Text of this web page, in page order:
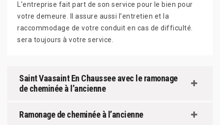
L’entreprise fait part de son service pour le bien pour
votre demeure. Il assure aussi l’entretien et la
raccommodage de votre conduit en cas de difficulté.
sera toujours à votre service.
Saint Vaasaint En Chaussee avec le ramonage
de cheminée à l’ancienne
Ramonage de cheminée à l’ancienne